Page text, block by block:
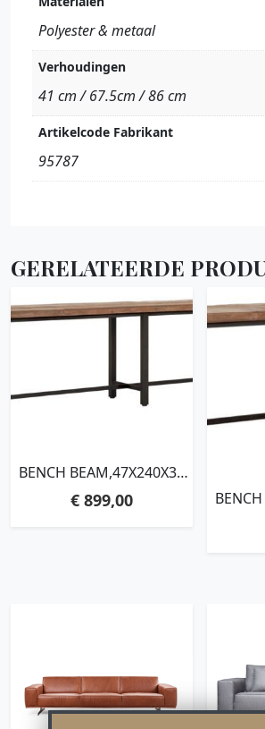
Polyester & metaal
Verhoudingen
41 cm / 67.5cm / 86 cm
Artikelcode Fabrikant
95787
GERELATEERDE
BENCH BEAM,47X240X35
TEAKWOOD TOP
€899,00